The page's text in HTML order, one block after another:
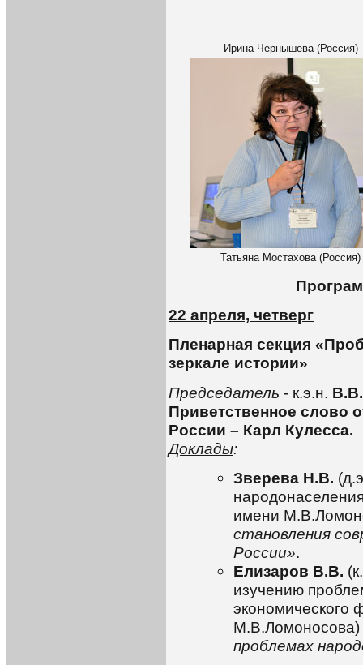
Ирина Чернышева (Россия)
Татьяна Мостахова (Россия)
22 апреля, четверг
Пленарная секция
зеркале истории»
Председатель - к.э.н.
Приветственное слово
России – Карл Кулесса.
Доклады:
Зверева Н.В.
имени
становления
России».
Елизаров В.В.
изучению
экономического
М.В.Ломоносова)
проблемах